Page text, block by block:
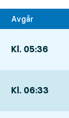
Avgår
Kl. 05:36
Kl. 06:33